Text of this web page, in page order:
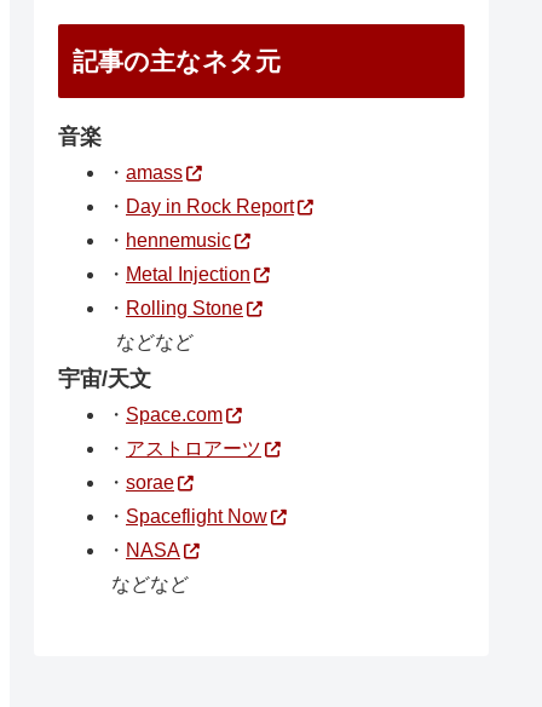
記事の主なネタ元
音楽
・ amass
・ Day in Rock Report
・ hennemusic
・ Metal Injection
・ Rolling Stone
などなど
宇宙/天文
・ Space.com
・ アストロアーツ
・ sorae
・ Spaceflight Now
・ NASA
などなど